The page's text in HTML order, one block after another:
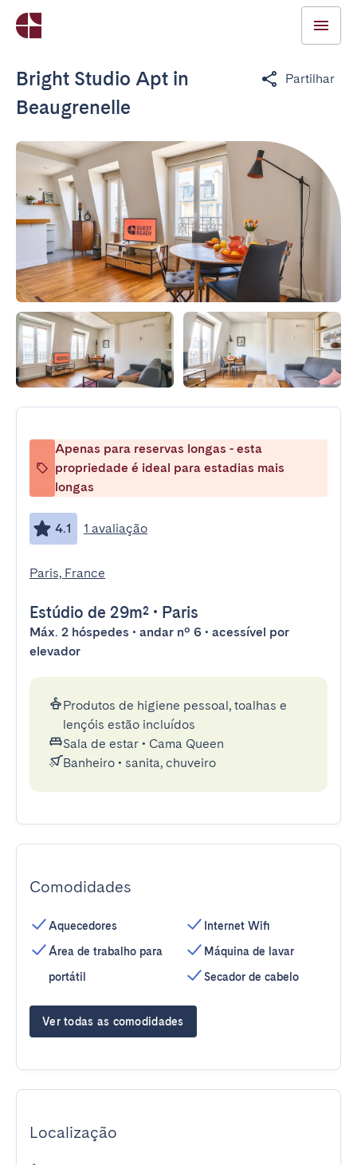
Bright Studio Apt in
Beaugrenelle
Partilhar
Apenas para reservas longas - esta
propriedade é ideal para estadias mais
longas
4.1 1 avaliação
Paris, France
Estúdio de 29m² • Paris
Máx. 2 hóspedes • andar nº 6 • acessível por
elevador
Produtos de higiene pessoal, toalhas e
lençóis estão incluídos
Sala de estar • Cama Queen
Banheiro • sanita, chuveiro
Comodidades
Aquecedores
Área de trabalho para
portátil
Internet Wifi
Máquina de lavar
Secador de cabelo
Ver todas as comodidades
Localização